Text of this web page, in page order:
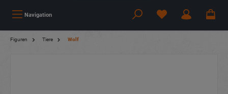
Navigation
Figuren Tiere Wolf